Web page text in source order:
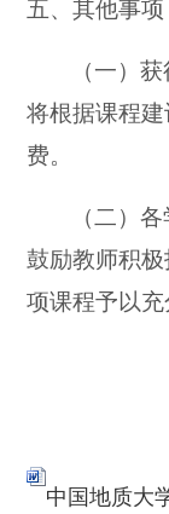
五、其他事项
（一）
将根据课程
费。
（二）
鼓励教师积
项课程予以充
中国地质大